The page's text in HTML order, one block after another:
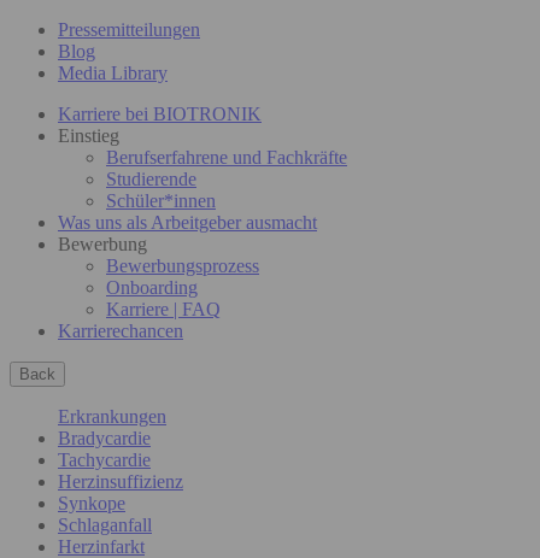
Pressemitteilungen
Blog
Media Library
Karriere bei BIOTRONIK
Einstieg
Berufserfahrene und Fachkräfte
Studierende
Schüler*innen
Was uns als Arbeitgeber ausmacht
Bewerbung
Bewerbungsprozess
Onboarding
Karriere | FAQ
Karrierechancen
Back
Erkrankungen
Bradycardie
Tachycardie
Herzinsuffizienz
Synkope
Schlaganfall
Herzinfarkt